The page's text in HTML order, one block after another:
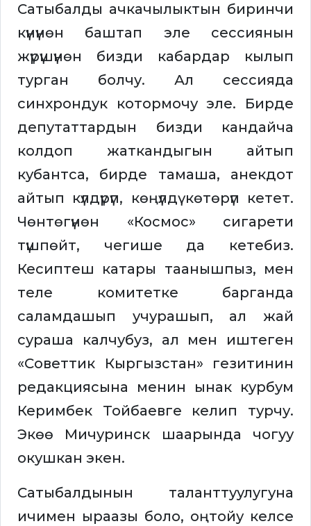
Сатыбалды ачкачылыктын биринчи
күнүнөн баштап эле сессиянын
жүрүшүнөн бизди кабардар кылып
турган болчу. Ал сессияда
синхрондук котормочу эле. Бирде
депутаттардын бизди кандайча
колдоп жаткандыгын айтып
кубантса, бирде тамаша, анекдот
айтып күлдүрүп, көңүлдү көтөрүп кетет.
Чөнтөгүнөн «Космос» сигарети
түшпөйт, чегише да кетебиз.
Кесиптеш катары таанышпыз, мен
теле комитетке барганда
саламдашып учурашып, ал жай
сураша калчубуз, ал мен иштеген
«Советтик Кыргызстан» гезитинин
редакциясына менин ынак курбум
Керимбек Тойбаевге келип турчу.
Экөө Мичуринск шаарында чогуу
окушкан экен.
Сатыбалдынын таланттуулугуна
ичимен ыраазы боло, оңтойу келсе